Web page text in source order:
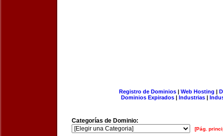
Registro de Dominios| Web Hosting |
Dominios Expirados | Industrias |
Categorías de Dominio:
[Pág.